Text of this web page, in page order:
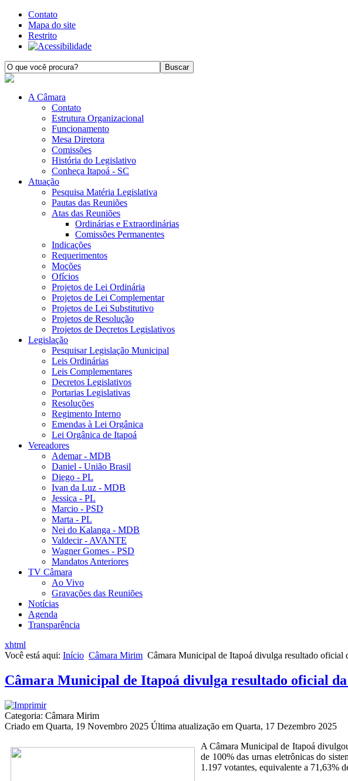
Contato
Mapa do site
Restrito
A Câmara
Contato
Estrutura Organizacional
Funcionamento
Mesa Diretora
Comissões
História do Legislativo
Conheça Itapoá - SC
Atuação
Pesquisa Matéria Legislativa
Pautas das Reuniões
Atas das Reuniões
Ordinárias e Extraordinárias
Comissões Permanentes
Indicações
Requerimentos
Moções
Ofícios
Projetos de Lei Ordinária
Projetos de Lei Complementar
Projetos de Lei Substitutivo
Projetos de Resolução
Projetos de Decretos Legislativos
Legislação
Pesquisar Legislação Municipal
Leis Ordinárias
Leis Complementares
Decretos Legislativos
Portarias Legislativas
Resoluções
Regimento Interno
Emendas à Lei Orgânica
Lei Orgânica de Itapoá
Vereadores
Ademar - MDB
Daniel - União Brasil
Diego - PL
Ivan da Luz - MDB
Jessica - PL
Marcio - PSD
Marta - PL
Nei do Kalanga - MDB
Valdecir - AVANTE
Wagner Gomes - PSD
Mandatos Anteriores
TV Câmara
Ao Vivo
Gravações das Reuniões
Notícias
Agenda
Transparência
xhtml
Você está aqui: Início Câmara Mirim Câmara Municipal de Itapoá divulga resultado oficial
Câmara Municipal de Itapoá divulga resultado oficial
Categoria: Câmara Mirim
Criado em Quarta, 19 Novembro 2025 Última atualização em Quarta, 17 Dezembro 2025
A Câmara Municipal de Itapoá
de 100% das urnas eletrônicas do
1.197 votantes, equivalente a 71,63%